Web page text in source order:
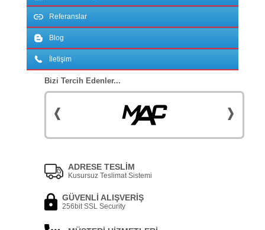
Referanslar
Blog
İletişim
Bizi Tercih Edenler...
ADRESE TESLİM
Kusursuz Teslimat Sistemi
GÜVENLİ ALIŞVERİŞ
256bit SSL Security